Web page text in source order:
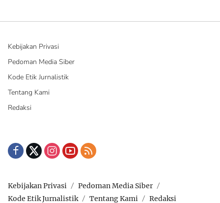
Kebijakan Privasi
Pedoman Media Siber
Kode Etik Jurnalistik
Tentang Kami
Redaksi
Kebijakan Privasi
Pedoman Media Siber
Kode Etik Jurnalistik
Tentang Kami Redaksi